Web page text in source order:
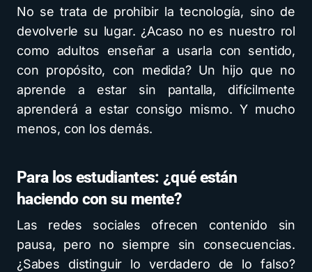
No se trata de prohibir la tecnología, sino de
devolverle su lugar. ¿Acaso no es nuestro rol
como adultos enseñar a usarla con sentido,
con propósito, con medida? Un hijo que no
aprende a estar sin pantalla, difícilmente
aprenderá a estar consigo mismo. Y mucho
menos, con los demás.
Para los estudiantes: ¿qué están
haciendo con su mente?
Las redes sociales ofrecen contenido sin
pausa, pero no siempre sin consecuencias.
¿Sabes distinguir lo verdadero de lo falso?